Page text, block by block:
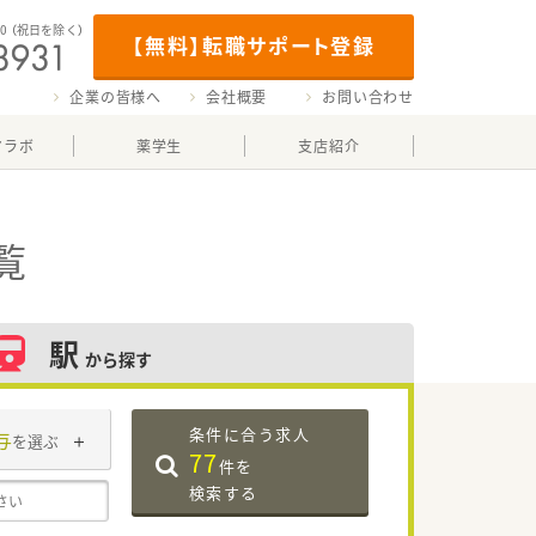
【無料】転職サポート登録
（祝日を除く）
企業の皆様へ 会社概要 お問い合わせ
ボ 薬学生 支店紹介
駅 から探す
を選ぶ 条件に合う求人
77件を
検索する